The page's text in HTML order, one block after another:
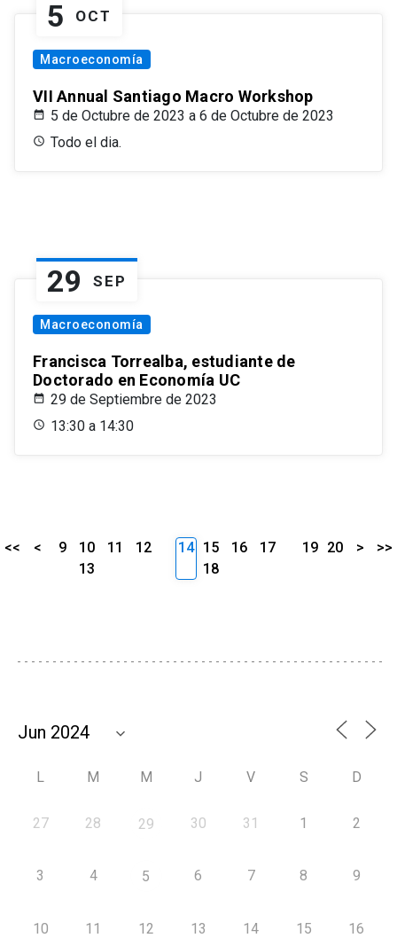
5 OCT
Macroeconomía
VII Annual Santiago Macro Workshop
5 de Octubre de 2023 a 6 de Octubre de 2023
Todo el dia.
29 SEP
Macroeconomía
Francisca Torrealba, estudiante de
Doctorado en Economía UC
29 de Septiembre de 2023
13:30 a 14:30
<< < 9 10 11
12
13
14 15 16
17
18
19 20 > >>
L M M J V S D
27 28 29 30 31 1 2
3 4 5 6 7 8 9
10 11 12 13 14 15 16